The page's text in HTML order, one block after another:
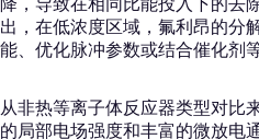
降，导致在相同比能投入下的去
出，在低浓度区域，氟利昂的分
能、优化脉冲参数或结合催化剂
从非热等离子体反应器类型对比
的局部电场强度和丰富的微放电